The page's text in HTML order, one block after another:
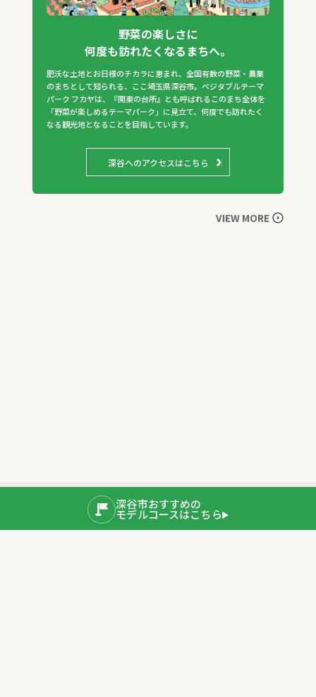
野菜の楽しさに
何度も訪れたくなるまちへ。
肥沃な土地とお日様のチカラに恵まれ、全国有数の野菜・農業
のまちとして知られる、ここ埼玉県深谷市。ベジタブルテーマ
パーク フカヤは、『関東の台所』とも呼ばれるこのまち全体を
「野菜が楽しめるテーマパーク」に見立て、何度でも訪れたく
なる観光地となることを目指しています。
深谷へのアクセスはこちら
VIEW MORE
深谷市おすすめの
モデルコースはこちら